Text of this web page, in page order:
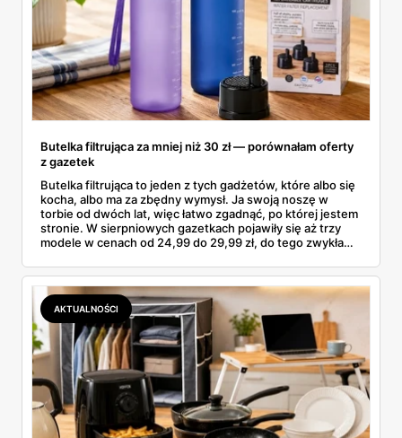
Butelka filtrująca za mniej niż 30 zł — porównałam oferty
z gazetek
Butelka filtrująca to jeden z tych gadżetów, które albo się
kocha, albo ma za zbędny wymysł. Ja swoją noszę w
torbie od dwóch lat, więc łatwo zgadnąć, po której jestem
stronie. W sierpniowych gazetkach pojawiły się aż trzy
modele w cenach od 24,99 do 29,99 zł, do tego zwykła
wszystkie oferty i policzyłam, kiedy taki zakup faktycznie
się opłaca.
AKTUALNOŚCI